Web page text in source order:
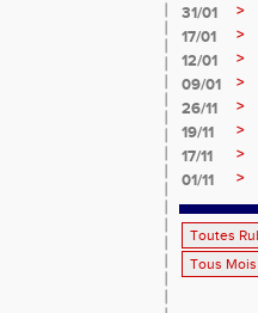
31/01 >
17/01
>
12/01 >
09/01
>
26/11 >
19/11 >
17/11
>
01/11
>